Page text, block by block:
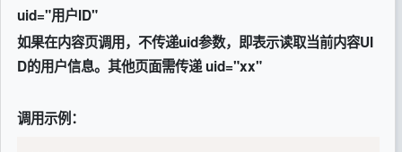
uid="用户ID"
如果在内容页调用，不传递uid参数，即表示读取当前内容UI
D的用户信息。其他页面需传递 uid="xx"
调用示例：